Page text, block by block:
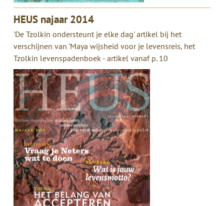
HEUS najaar 2014
'De Tzolkin ondersteunt je elke dag' artikel bij het
verschijnen van 'Maya wijsheid voor je levensreis, het
Tzolkin levenspadenboek - artikel vanaf p. 10